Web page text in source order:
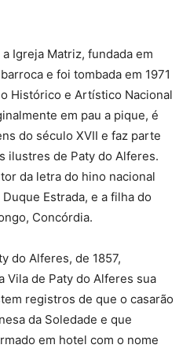
Igreja Matriz, fundada em
e foi tombada em 1971
Histórico e Artístico Nacional
em pau a pique, é
do século XVII e faz parte
ilustres de Paty do Alferes.
da letra do hino nacional
Estrada, e a filha do
Concórdia.
do Alferes, de 1857,
Vila de Paty do Alferes sua
registros de que o casarão
da Soledade e que
em hotel com o nome